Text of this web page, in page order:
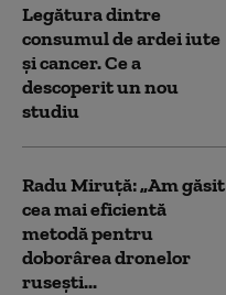
Legătura dintre
consumul de ardei iute
și cancer. Ce a
descoperit un nou
studiu
Radu Miruță: „Am găsit
cea mai eficientă
metodă pentru
doborârea dronelor
rusești...